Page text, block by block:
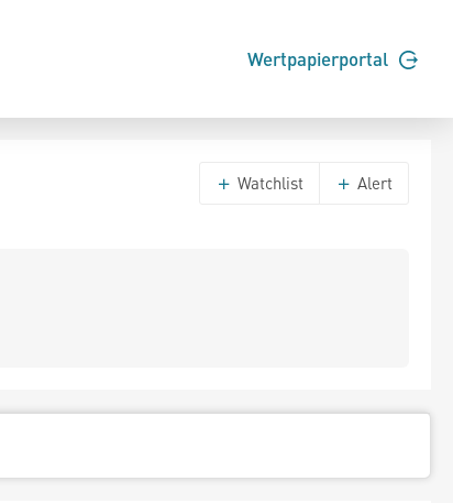
Wertpapierportal
Watchlist Alert